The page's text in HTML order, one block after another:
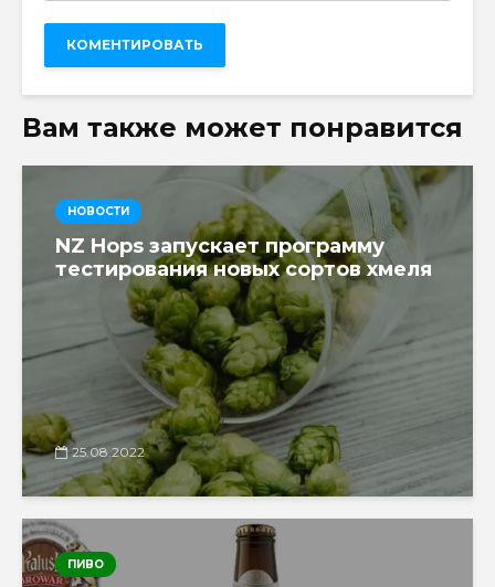
Вам также может понравится
НОВОСТИ
NZ Hops запускает программу
тестирования новых сортов хмеля
25.08.2022
ПИВО